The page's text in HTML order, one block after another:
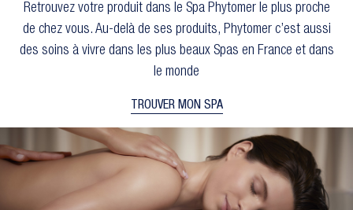
Retrouvez votre produit dans le Spa Phytomer le plus proche
de chez vous. Au-delà de ses produits, Phytomer c’est aussi
des soins à vivre dans les plus beaux Spas en France et dans
le monde
TROUVER MON SPA